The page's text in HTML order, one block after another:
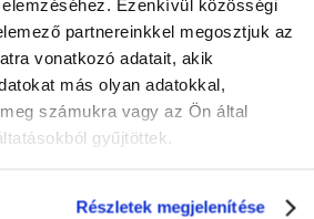
Ezenkívül közösségi
partnereinkkel megosztjuk az
vonatkozó adatait, akik
más olyan adatokkal,
számukra vagy az Ön által
gyűjtöttek.
Részletek megjelenítése
vásárlók írhatnak véleményt, akik
A csillagok által adott értékelés
A felülvizsgálat moderálása után
is közzéteszünk.et.